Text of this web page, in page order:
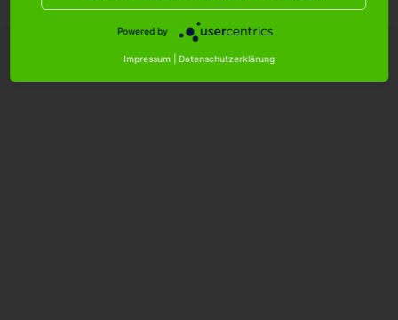
Datenschutzerklärung
AGB Impressum
Powered by
Impressum Datenschutzerklärung